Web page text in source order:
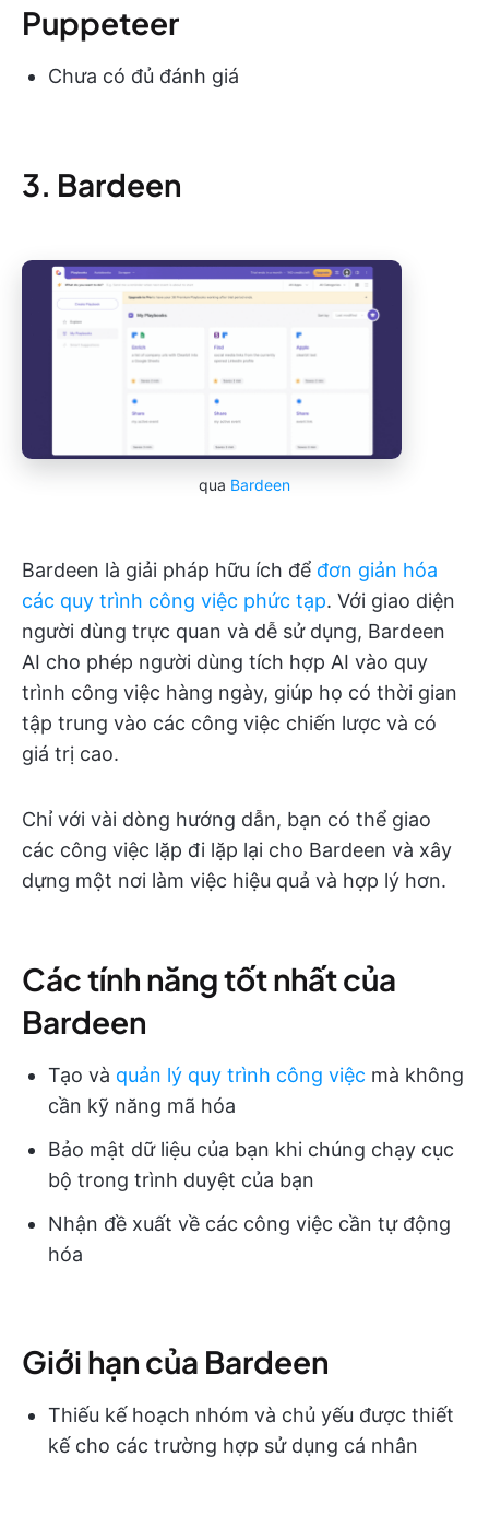
Puppeteer
Chưa có đủ đánh giá
3. Bardeen
qua Bardeen
Bardeen là giải pháp hữu ích để đơn giản hóa
các quy trình công việc phức tạp. Với giao diện
người dùng trực quan và dễ sử dụng, Bardeen
AI cho phép người dùng tích hợp AI vào quy
trình công việc hàng ngày, giúp họ có thời gian
tập trung vào các công việc chiến lược và có
giá trị cao.
Chỉ với vài dòng hướng dẫn, bạn có thể giao
các công việc lặp đi lặp lại cho Bardeen và xây
dựng một nơi làm việc hiệu quả và hợp lý hơn.
Các tính năng tốt nhất của
Bardeen
Tạo và quản lý quy trình công việc mà không
cần kỹ năng mã hóa
Bảo mật dữ liệu của bạn khi chúng chạy cục
bộ trong trình duyệt của bạn
Nhận đề xuất về các công việc cần tự động
hóa
Giới hạn của Bardeen
Thiếu kế hoạch nhóm và chủ yếu được thiết
kế cho các trường hợp sử dụng cá nhân